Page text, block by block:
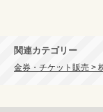
関連カテゴリー
金券・チケット販売 >